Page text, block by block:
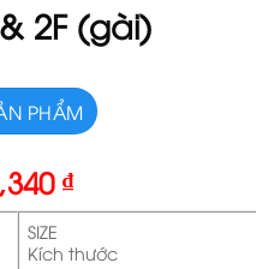
2F (gài)
PHẨM
₫
SIZE
Kích thước